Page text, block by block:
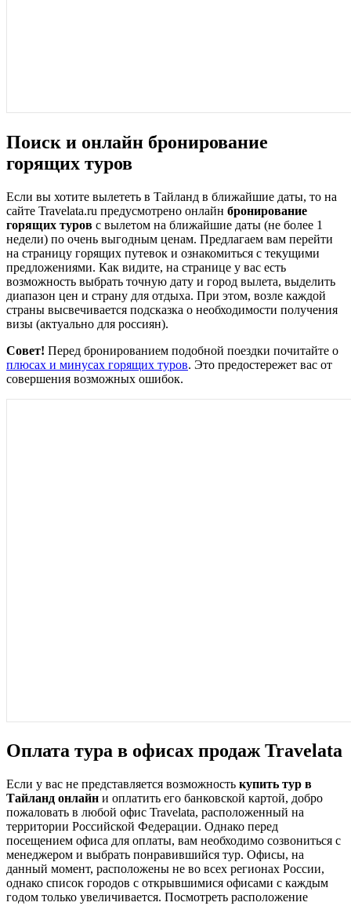
Поиск и онлайн бронирование
горящих туров
Если вы хотите вылететь в Тайланд в ближайшие даты, то на
сайте Travelata.ru предусмотрено онлайн бронирование
горящих туров с вылетом на ближайшие даты (не более 1
недели) по очень выгодным ценам. Предлагаем вам перейти
на страницу горящих путевок и ознакомиться с текущими
предложениями. Как видите, на странице у вас есть
возможность выбрать точную дату и город вылета, выделить
диапазон цен и страну для отдыха. При этом, возле каждой
страны высвечивается подсказка о необходимости получения
визы (актуально для россиян).
Совет! Перед бронированием подобной поездки почитайте о
плюсах и минусах горящих туров. Это предостережет вас от
совершения возможных ошибок.
Оплата тура в офисах продаж Travelata
Если у вас не представляется возможность купить тур в
Тайланд онлайн и оплатить его банковской картой, добро
пожаловать в любой офис Travelata, расположенный на
территории Российской Федерации. Однако перед
посещением офиса для оплаты, вам необходимо созвониться с
менеджером и выбрать понравившийся тур. Офисы, на
данный момент, расположены не во всех регионах России,
однако список городов с открывшимися офисами с каждым
годом только увеличивается. Посмотреть расположение